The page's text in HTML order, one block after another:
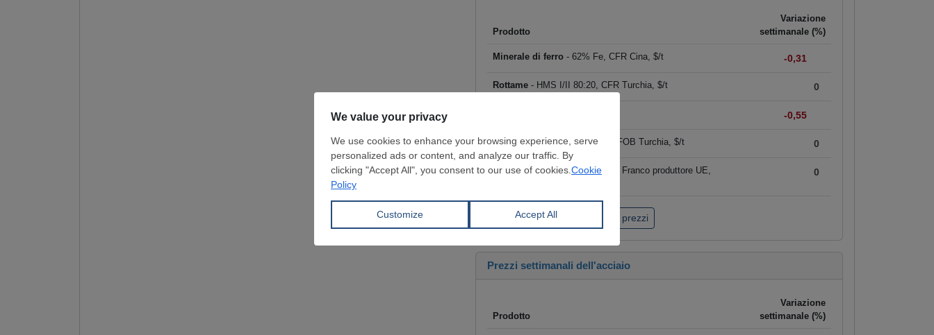
Prodotto
Variazione
settimanale (%)
Minerale di ferro - 62% Fe, CFR Cina, $/t -0,31
Rottame - HMS I/II 80:20, CFR Turchia, $/t 0
-0,55
Tondo per cemento armato - FOB Turchia, $/t 0
Coils laminati a caldo (HRC)
- Franco produttore UE,
0
Fai clic per visualizzare tutti i prezzi
Prezzi settimanali dell'acciaio
Prodotto
Variazione
settimanale (%)